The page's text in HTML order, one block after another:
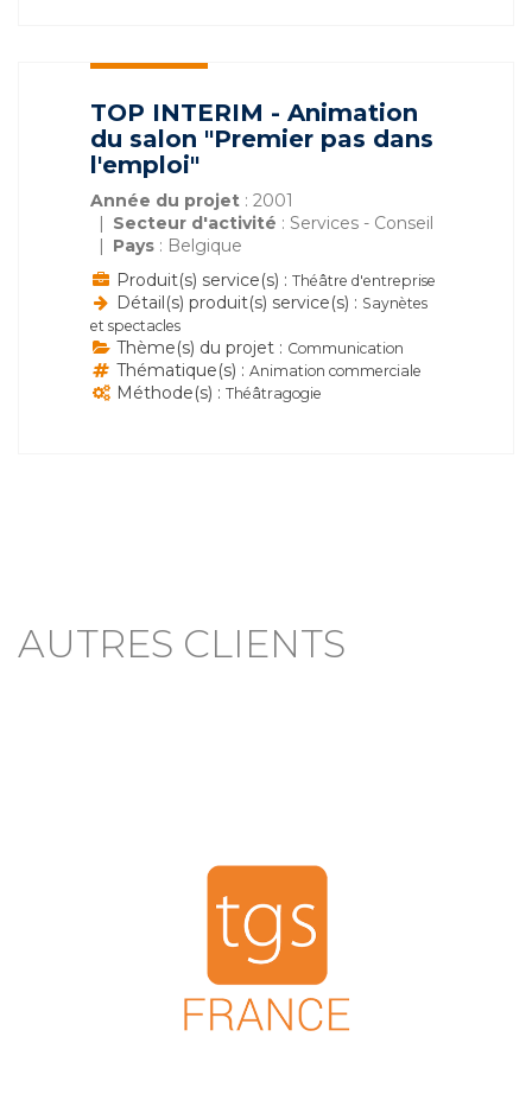
TOP INTERIM - Animation
du salon "Premier pas dans
l'emploi"
Année du projet : 2001
Secteur d'activité : Services - Conseil
Pays : Belgique
Produit(s) service(s) : Théâtre d'entreprise
Détail(s) produit(s) service(s) : Saynètes
et spectacles
Thème(s) du projet : Communication
Thématique(s) : Animation commerciale
Méthode(s) : Théâtragogie
AUTRES CLIENTS